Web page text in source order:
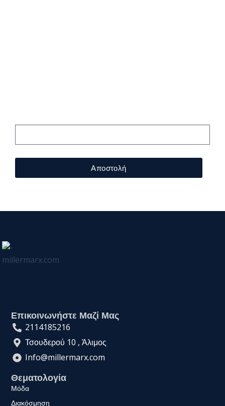
Αποστολή
Θεματολογία
Μόδα
Διακόσμηση
Επικοινωνήστε Μαζί Μας
2114185216
Τσουδερού 10 , Άλιμος
Info@millermarx.com